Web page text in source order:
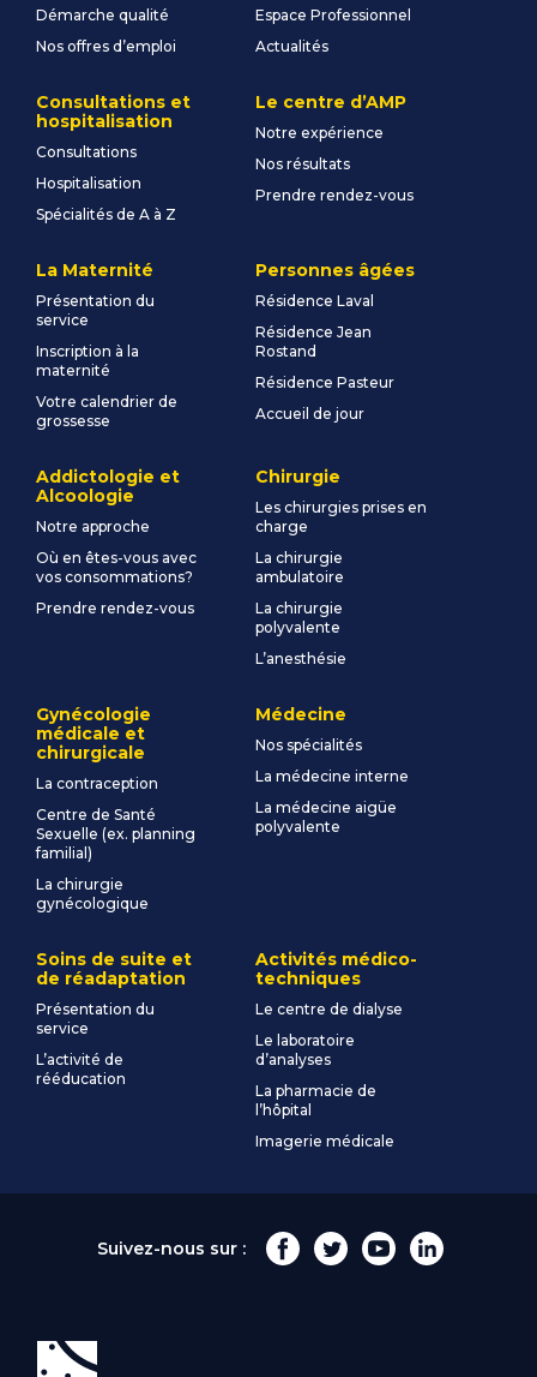
Démarche qualité
Espace Professionnel
Nos offres d’emploi
Actualités
Consultations et
hospitalisation
Consultations
Hospitalisation
Spécialités de A à Z
Le centre d’AMP
Notre expérience
Nos résultats
Prendre rendez-vous
La Maternité
Présentation du
service
Inscription à la
maternité
Votre calendrier de
grossesse
Personnes âgées
Résidence Laval
Résidence Jean
Rostand
Résidence Pasteur
Accueil de jour
Addictologie et
Alcoologie
Notre approche
Où en êtes-vous avec
vos consommations?
Prendre rendez-vous
Chirurgie
Les chirurgies prises en
charge
La chirurgie
ambulatoire
La chirurgie
polyvalente
L’anesthésie
Gynécologie
médicale et
chirurgicale
La contraception
Centre de Santé
Sexuelle (ex. planning
familial)
La chirurgie
gynécologique
Médecine
Nos spécialités
La médecine interne
La médecine aigüe
polyvalente
Soins de suite et
de réadaptation
Présentation du
service
L’activité de
rééducation
Activités médico-
techniques
Le centre de dialyse
Le laboratoire
d’analyses
La pharmacie de
l’hôpital
Imagerie médicale
Suivez-nous sur :